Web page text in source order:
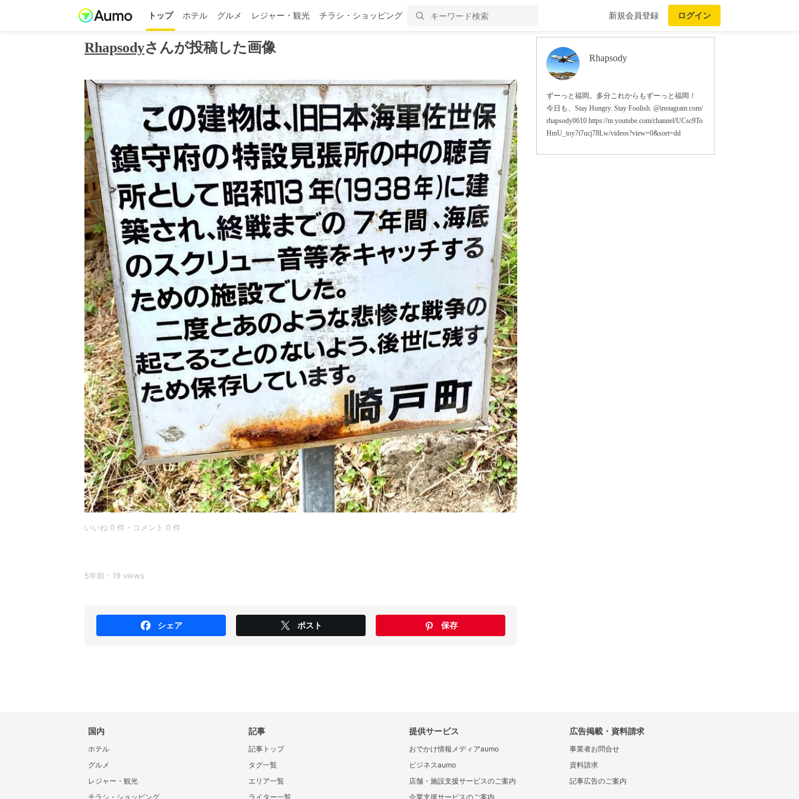
トップ ホテル グルメ レジャー・観光 チラシ・ショッピング 新規会員登録 ログイン
Rhapsodyさんが投稿した画像
いいね 0 件・コメント 0 件
5年前・19 views
シェア ポスト 保存
Rhapsody
ずーっと福岡。多分これからもずーっと福岡！
今日も、Stay Hungry. Stay Foolish. @instagram.com/
rhapsody0610 https://m.youtube.com/channel/UCsc9To
HmU_toy7t7ucj78Lw/videos?view=0&sort=dd
国内
ホテル
グルメ
レジャー・観光
チラシ・ショッピング
記事
記事トップ
タグ一覧
エリア一覧
ライター一覧
提供サービス
おでかけ情報メディアaumo
ビジネスaumo
店舗・施設支援サービスのご案内
企業支援サービスのご案内
広告掲載・資料請求
事業者お問合せ
資料請求
記事広告のご案内